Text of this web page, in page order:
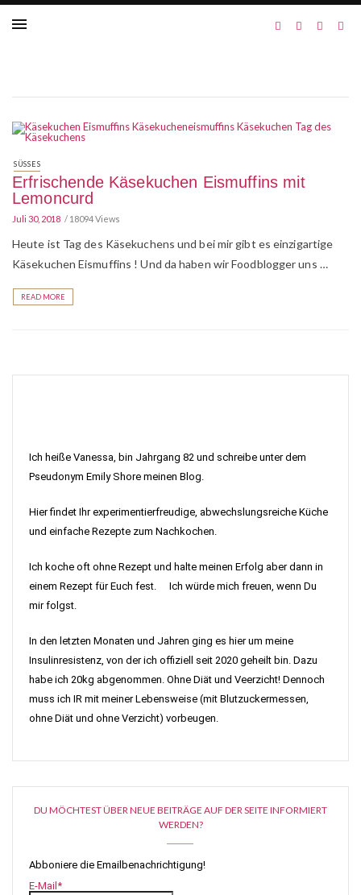
SÜSSES
Erfrischende Käsekuchen Eismuffins mit
Lemoncurd
Juli 30, 2018 18094 Views
Heute ist Tag des Käsekuchens und bei mir gibt es einzigartige
Käsekuchen Eismuffins ! Und da haben wir Foodblogger uns …
READ MORE
Ich heiße Vanessa, bin Jahrgang 82 und schreibe unter dem
Pseudonym Emily Shore meinen Blog.
Hier findet Ihr experimentierfreudige, abwechslungsreiche Küche
und einfache Rezepte zum Nachkochen.
Ich koche oft ohne Rezept und halte meinen Erfolg aber dann in
einem Rezept für Euch fest. Ich würde mich freuen, wenn Du
mir folgst.
In den letzten Monaten und Jahren ging es hier um meine
Insulinresistenz, von der ich offiziell seit 2020 geheilt bin. Dazu
habe ich 20kg abgenommen. Ohne Diät und Veerzicht! Dennoch
muss ich IR mit meiner Lebensweise (mit Blutzuckermessen,
ohne Diät und ohne Verzicht) vorbeugen.
DU MÖCHTEST ÜBER NEUE BEITRÄGE AUF DER SEITE INFORMIERT
WERDEN?
Abboniere die Emailbenachrichtigung!
E-Mail*